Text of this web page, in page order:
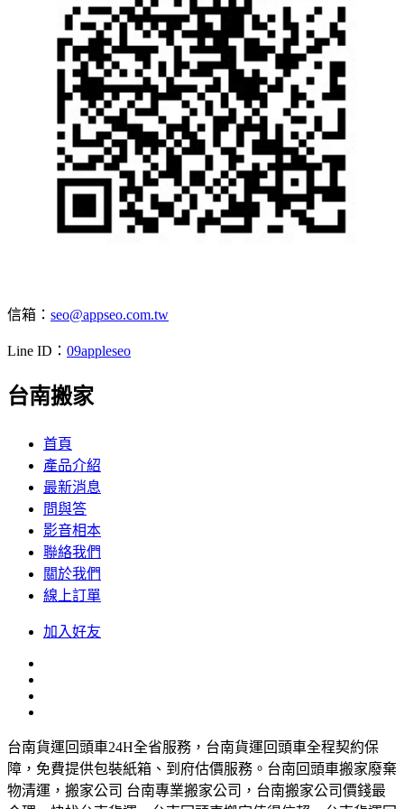
信箱： seo@appseo.com.tw
Line ID： 09appleseo
台南搬家
首頁
產品介紹
最新消息
問與答
影音相本
聯絡我們
關於我們
線上訂單
加入好友
台南貨運回頭車24H全省服務，台南貨運回頭車全程契約保
障，免費提供包裝紙箱、到府估價服務。台南回頭車搬家廢棄
物清運，搬家公司 台南專業搬家公司，台南搬家公司價錢最